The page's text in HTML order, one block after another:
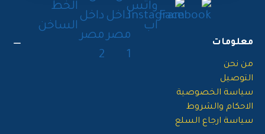
معلومات
من نحن
التوصيل
سياسة الخصوصية
الاحكام والشروط
سياسة ارجاع السلع